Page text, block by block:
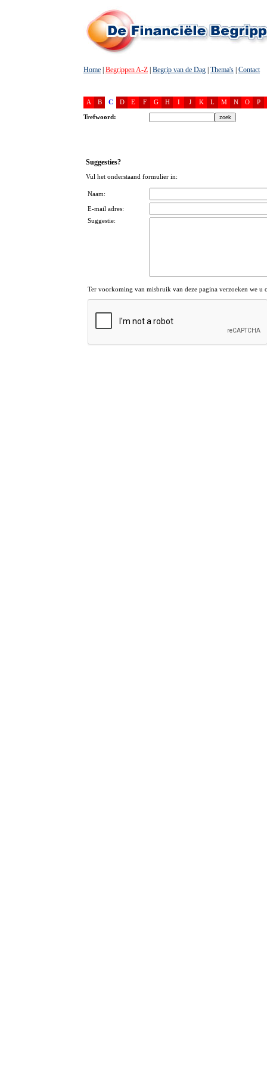
Home Begrippen A-Z Begrip van de Dag Thema's Contact
A B C D E F G H I J K L M N O P
Trefwoord:
Suggesties?
Vul het onderstaand formulier in:
Naam:
E-mail adres:
Suggestie:
Ter voorkoming van misbruik van deze pagina verzoeken we u